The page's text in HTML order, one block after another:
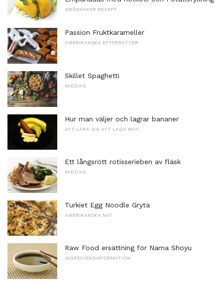
GRÖNSAKER RECEPT
Passion Fruktkarameller
AMERIKANSKA EFTERRÄTTER
Skillet Spaghetti
MIDDAG
Hur man väljer och lagrar bananer
ATT LÄRA SIG ATT LAGA MAT
Ett långsrött rotisserieben av fläsk
MIDDAG
Turkiet Egg Noodle Gryta
AMERIKANSKA NÄT
Raw Food ersättning för Nama Shoyu
INGREDIENSINFORMATION